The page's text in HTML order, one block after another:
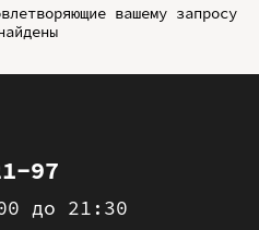
вашему запросу
97
до 21:30